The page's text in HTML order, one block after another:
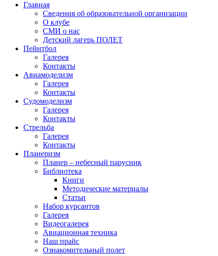
Главная
Сведения об образовательной организации
О клубе
СМИ о нас
Детский лагерь ПОЛЕТ
Пейнтбол
Галерея
Контакты
Авиамоделизм
Галерея
Контакты
Судомоделизм
Галерея
Контакты
Стрельба
Галерея
Контакты
Планеризм
Планер – небесный парусник
Библиотека
Книги
Методические материалы
Статьи
Набор курсантов
Галерея
Видеогалерея
Авиационная техника
Наш прайс
Ознакомительный полет